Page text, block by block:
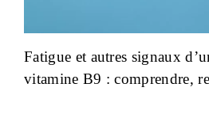
Fatigue et autres signaux
vitamine B9 : comprendre,